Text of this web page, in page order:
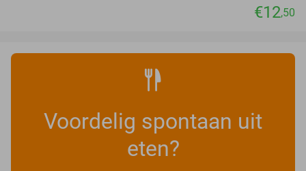
€12,50
Voordelig spontaan uit
eten?